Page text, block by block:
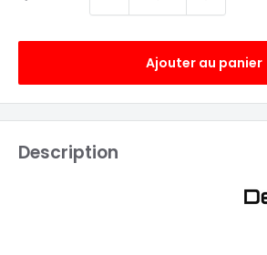
Ajouter au panier
Description